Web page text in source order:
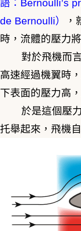
語：Bernoulli’s
de Bernoulli）
時，流體的壓力
對於飛機而
高速經過機翼時
下表面的壓力高
於是這個壓
托舉起來，飛機